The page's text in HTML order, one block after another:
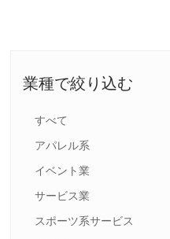
業種で絞り込む
すべて
アパレル系
イベント業
サービス業
スポーツ系サービス